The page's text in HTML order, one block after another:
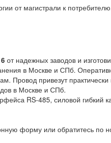
от магистрали к
от надежных заводов и
в Москве и СПб.
Провод привезут
в Москве и СПб.
RS-485, силовой гибкий
форму или обратитесь по